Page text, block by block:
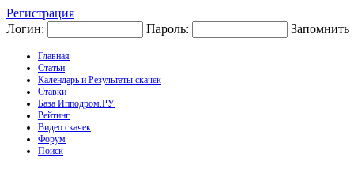
Регистрация
Логин:
Пароль: Запомнить
Главная
Статьи
Календарь и Результаты скачек
Ставки
База Ипподром.РУ
Рейтинг
Видео скачек
Форум
Поиск